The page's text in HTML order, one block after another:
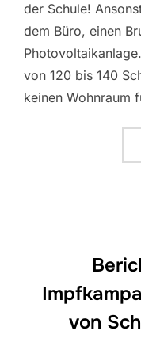
der Schule!
dem Büro, einen
von 120 bis 140
keinen Wohnraum
von